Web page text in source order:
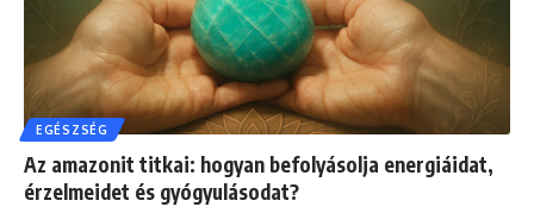
EGÉSZSÉG
Az amazonit titkai: hogyan befolyásolja energiáidat,
érzelmeidet és gyógyulásodat?